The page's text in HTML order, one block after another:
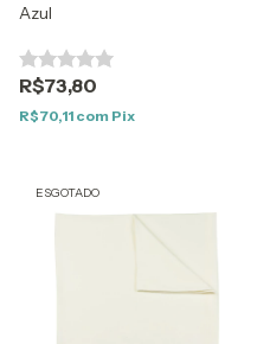
Azul
R$73,80
R$70,11 com Pix
ESGOTADO